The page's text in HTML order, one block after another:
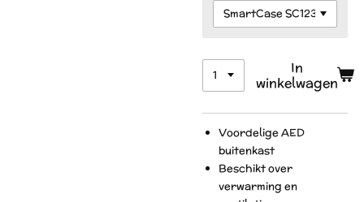
In
winkelwagen
Voordelige AED
buitenkast
Beschikt over
verwarming en